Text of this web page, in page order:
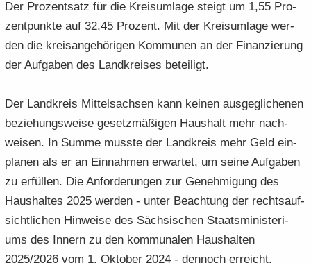
Der Pro­zent­satz für die Kreis­um­la­ge steigt um 1,55 Pro­
zent­punk­te auf 32,45 Pro­zent. Mit der Kreis­um­la­ge wer­
den die kreis­an­ge­hö­ri­gen Kom­mu­nen an der Fi­nan­zie­rung
der Auf­ga­ben des Land­krei­ses be­tei­ligt.
Der Land­kreis Mit­tel­sach­sen kann kei­nen aus­ge­gli­che­nen
be­zie­hungs­wei­se ge­setz­mä­ßi­gen Haus­halt mehr nach­
wei­sen. In Summe muss­te der Land­kreis mehr Geld ein­
pla­nen als er an Ein­nah­men er­war­tet, um seine Auf­ga­ben
zu er­fül­len. Die An­for­de­run­gen zur Ge­neh­mi­gung des
Haus­hal­tes 2025 wer­den - unter Be­ach­tung der rechts­auf­
sicht­li­chen Hin­wei­se des Säch­si­schen Staats­mi­nis­te­ri­
ums des In­nern zu den kom­mu­na­len Haus­hal­ten
2025/2026 vom 1. Ok­to­ber 2024 - den­noch er­reicht.